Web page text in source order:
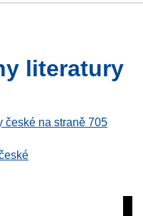
literatury
české na straně 705